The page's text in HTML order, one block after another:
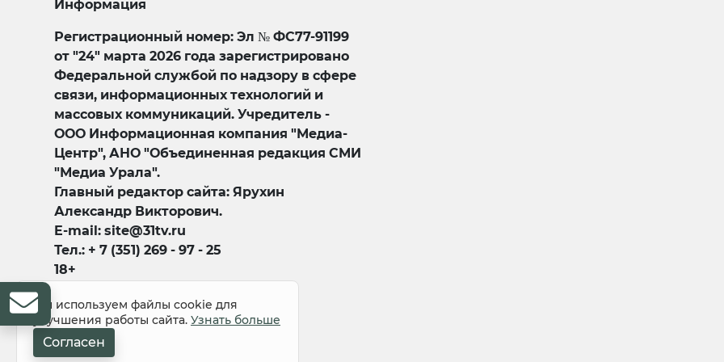
Информация
Регистрационный номер: Эл № ФС77-91199
от "24" марта 2026 года зарегистрировано
Федеральной службой по надзору в сфере
связи, информационных технологий и
массовых коммуникаций. Учредитель -
ООО Информационная компания "Медиа-
Центр", АНО "Объединенная редакция СМИ
"Медиа Урала".
Главный редактор сайта: Ярухин
Александр Викторович.
E-mail: site@31tv.ru
Тел.: + 7 (351) 269 - 97 - 25
18+
Мы используем файлы cookie для
улучшения работы сайта. Узнать больше
Согласен